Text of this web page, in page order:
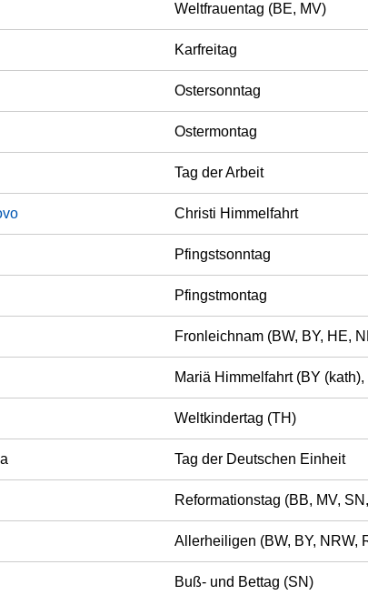
Weltfrauentag (BE, MV)
Karfreitag
Ostersonntag
Ostermontag
Tag der Arbeit
Christi Himmelfahrt
Pfingstsonntag
Pfingstmontag
Fronleichnam (BW, BY, HE,
Mariä Himmelfahrt (BY (kath),
Weltkindertag (TH)
Tag der Deutschen Einheit
Reformationstag (BB, MV,
Allerheiligen (BW, BY, NRW,
Buß- und Bettag (SN)